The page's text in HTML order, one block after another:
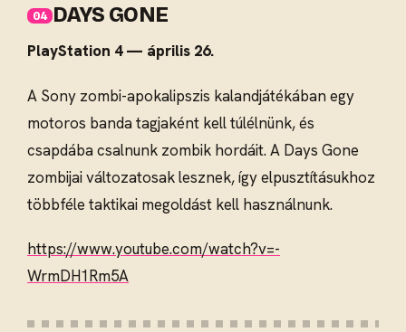
DAYS GONE
PlayStation 4 — április 26.
A Sony zombi-apokalipszis kalandjátékában egy
motoros banda tagjaként kell túlélnünk, és
csapdába csalnunk zombik hordáit. A Days Gone
zombijai változatosak lesznek, így elpusztításukhoz
többféle taktikai megoldást kell használnunk.
https://www.youtube.com/watch?v=-
WrmDH1Rm5A